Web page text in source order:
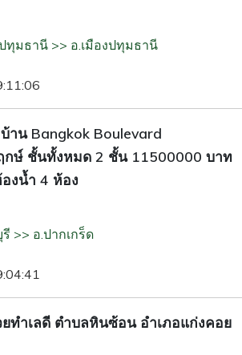
ทุมธานี >> อ.เมืองปทุมธานี
าน Bangkok Boulevard
กษ์ ชั้นทั้งหมด 2 ชั้น 11500000 บาท
งน้ำ 4 ห้อง
>> อ.ปากเกร็ด
ทำเลดี ตำบลหินซ้อน อำเภอแก่งคอย